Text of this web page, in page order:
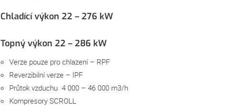
Chladící výkon 22 – 276 kW
Topný výkon 22 – 286 kW
Verze pouze pro chlazení – RPF
Reverzibilní verze – IPF
Průtok vzduchu 4 000 – 46 000 m3/h
Kompresory SCROLL